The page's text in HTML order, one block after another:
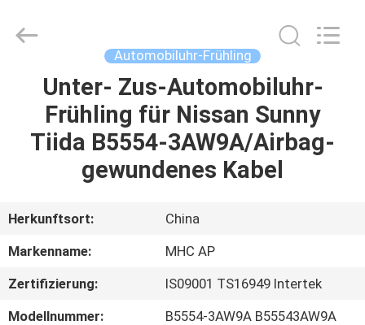
HEIM
PRODUKTE
UNS
AUSFLUG
Parts
Limited.
Automobiluhr-Frühling
Unter- Zus-Automobiluhr-
Frühling für Nissan Sunny
Tiida B5554-3AW9A/Airbag-
gewundenes Kabel
Herkunftsort:
China
Markenname:
MHC AP
Zertifizierung:
IS09001 TS16949 Intertek
Modellnummer:
B5554-3AW9A B55543AW9A